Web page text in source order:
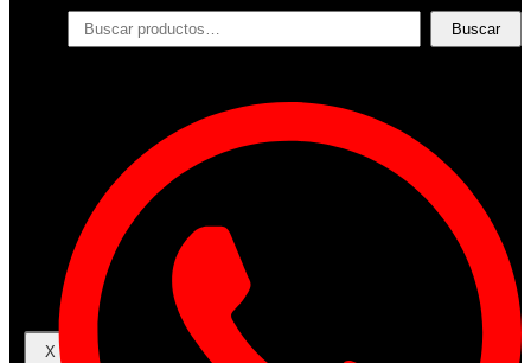
Productos
Filtros
Contacto
Acceder
Iniciar Sesion
Registro
Restablecer la contraseña
X
Buscar